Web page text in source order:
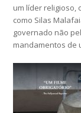
um líder religioso,
como Silas
governado não
mandamentos de